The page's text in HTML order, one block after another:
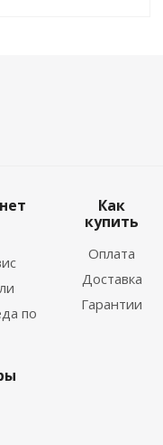
по
Как
купить
Оплата
Доставка
Гарантии